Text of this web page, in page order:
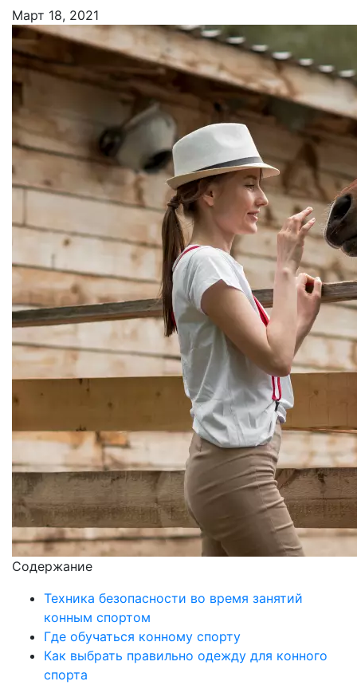
Март 18, 2021
Содержание
Техника безопасности во время занятий
конным спортом
Где обучаться конному спорту
Как выбрать правильно одежду для конного
спорта